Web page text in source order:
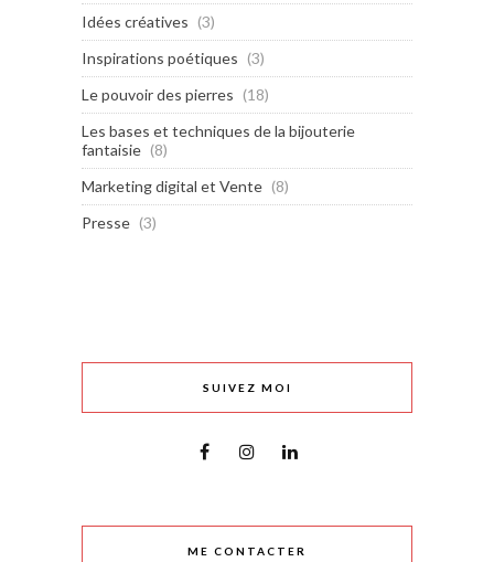
Idées créatives (3)
Inspirations poétiques (3)
Le pouvoir des pierres (18)
Les bases et techniques de la bijouterie
fantaisie (8)
Marketing digital et Vente (8)
Presse (3)
SUIVEZ MOI
ME CONTACTER